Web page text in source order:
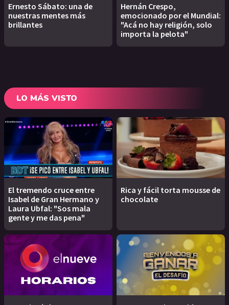
Ernesto Sábato: una de
nuestras mentes más
brillantes
Hernán Crespo,
emocionado por el Mundial:
"Acá no hay religión, solo
importa la pelota"
LO MÁS VISTO
El tremendo cruce entre
Isabel de Gran Hermano y
Laura Ubfal: "Sos mala
gente y me das pena"
Rica y fácil torta mousse de
chocolate